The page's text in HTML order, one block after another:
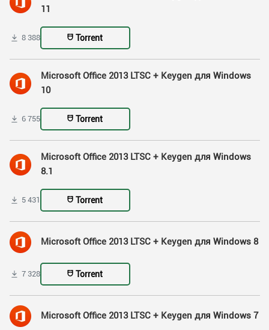
11
8 388 Torrent
Microsoft Office 2013 LTSC + Keygen для Windows
10
6 755 Torrent
Microsoft Office 2013 LTSC + Keygen для Windows
8.1
5 431 Torrent
Microsoft Office 2013 LTSC + Keygen для Windows 8
7 328 Torrent
Microsoft Office 2013 LTSC + Keygen для Windows 7